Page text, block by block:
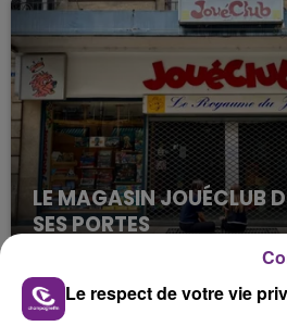
justifiée par la sécheresse
présente.
LE MAGASIN JOUÉCLUB
SES PORTES
C'était l'une des institutions
rémois. Le magasin JouéClub
fermer ses portes.
Le respect de votre vie